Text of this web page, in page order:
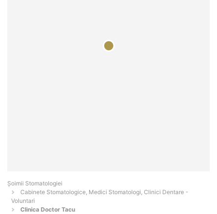
Șoimii Stomatologiei
Cabinete Stomatologice, Medici Stomatologi, Clinici Dentare -
Voluntari
Clinica Doctor Tacu